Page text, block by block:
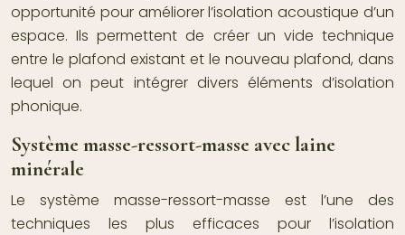
opportunité pour améliorer l’isolation acoustique d’un
espace. Ils permettent de créer un vide technique
entre le plafond existant et le nouveau plafond, dans
lequel on peut intégrer divers éléments d’isolation
phonique.
Système masse-ressort-masse avec laine
minérale
Le système masse-ressort-masse est l’une des
techniques les plus efficaces pour l’isolation